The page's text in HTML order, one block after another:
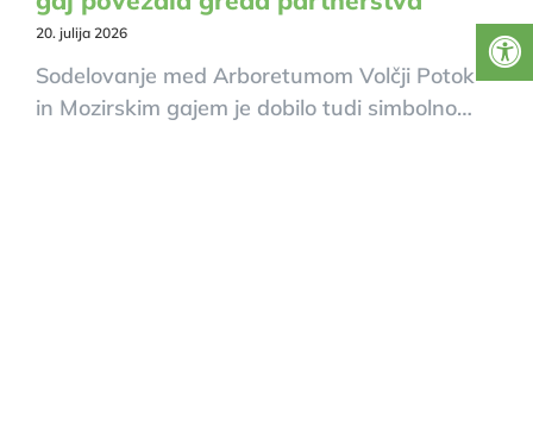
20. julija 2026
Sodelovanje med Arboretumom Volčji Potok
in Mozirskim gajem je dobilo tudi simbolno…